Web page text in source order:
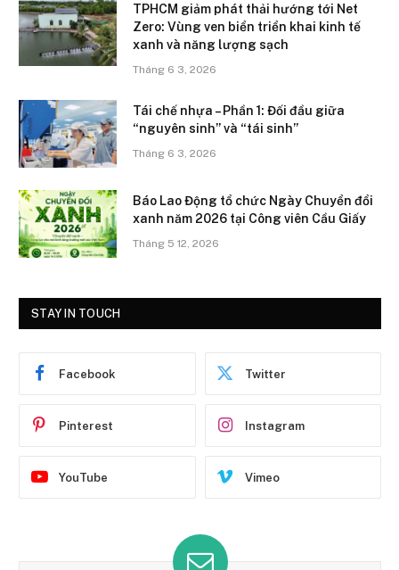
TPHCM giảm phát thải hướng tới Net
Zero: Vùng ven biển triển khai kinh tế
xanh và năng lượng sạch
Tháng 6 3, 2026
Tái chế nhựa – Phần 1: Đối đầu giữa
“nguyên sinh” và “tái sinh”
Tháng 6 3, 2026
Báo Lao Động tổ chức Ngày Chuyển đổi
xanh năm 2026 tại Công viên Cầu Giấy
Tháng 5 12, 2026
STAY IN TOUCH
Facebook Twitter
Pinterest Instagram
YouTube Vimeo